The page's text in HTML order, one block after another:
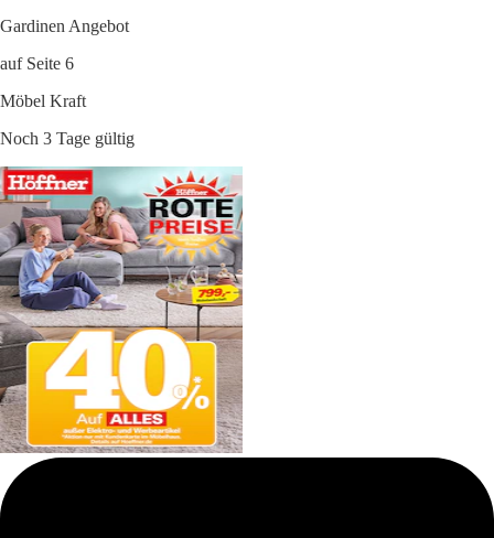
Gardinen Angebot
auf Seite 6
Möbel Kraft
Noch 3 Tage gültig